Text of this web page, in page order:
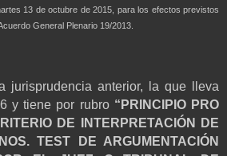
13 de octubre de 2015, para los efectos previstos
General Plenario 19/2013.
jurisprudencia anterior, la que lleva
y tiene por rubro “PRINCIPIO PRO
DE INTERPRETACIÓN DE
TEST DE ARGUMENTACIÓN